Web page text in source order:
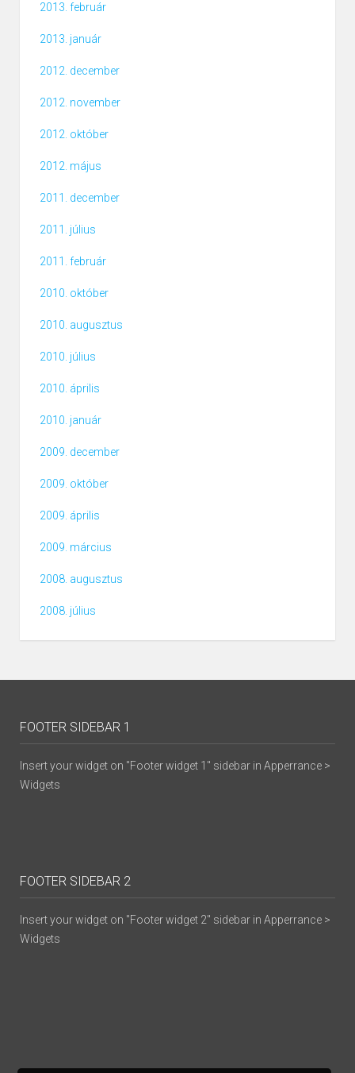
2013. február
2013. január
2012. december
2012. november
2012. október
2012. május
2011. december
2011. július
2011. február
2010. október
2010. augusztus
2010. július
2010. április
2010. január
2009. december
2009. október
2009. április
2009. március
2008. augusztus
2008. július
FOOTER SIDEBAR 1
Insert your widget on "Footer widget 1" sidebar in Apperrance >
Widgets
FOOTER SIDEBAR 2
Insert your widget on "Footer widget 2" sidebar in Apperrance >
Widgets